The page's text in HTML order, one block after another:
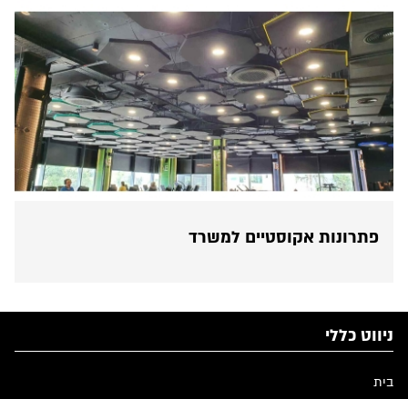
פתרונות אקוסטיים למשרד
ניווט כללי
בית